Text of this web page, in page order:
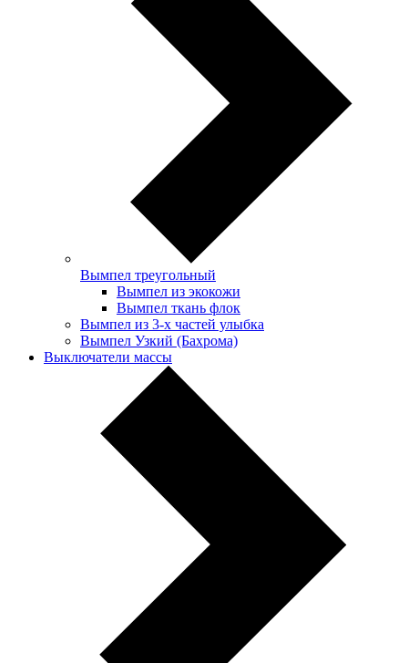
Вымпел треугольный
Вымпел из экокожи
Вымпел ткань флок
Вымпел из 3-х частей улыбка
Вымпел Узкий (Бахрома)
Выключатели массы